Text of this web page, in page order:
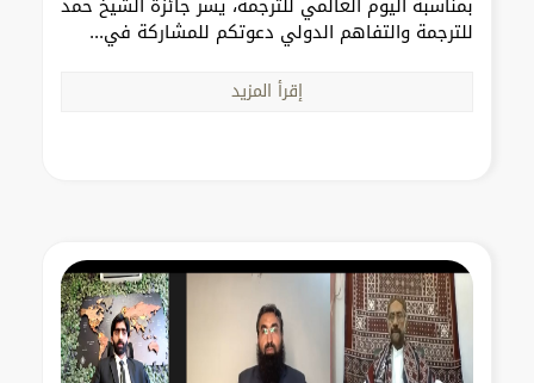
للترجمة والتفاهم الدولي دعوتكم للمشاركة في...
إقرأ المزيد